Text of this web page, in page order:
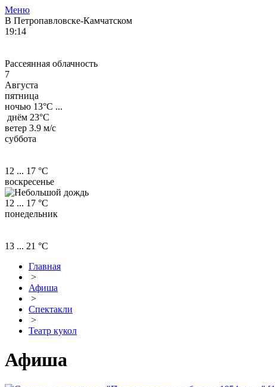
Меню
В Петропавловске-Камчатском
19:14
Рассеянная облачность
7
Августа
пятница
ночью 13°C ...
днём 23°C
ветер 3.9 м/с
суббота
12 ... 17 °C
воскресенье
12 ... 17 °C
понедельник
13 ... 21 °C
Главная
>
Афиша
>
Спектакли
>
Театр кукол
Афиша